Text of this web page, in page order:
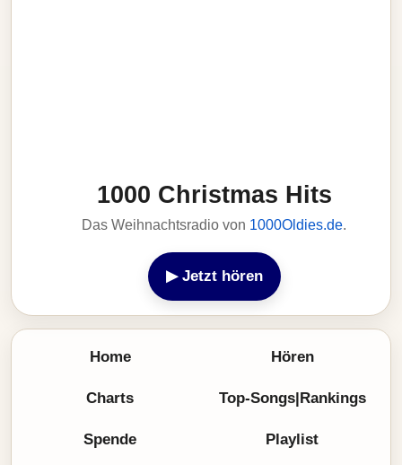
1000 Christmas Hits
Das Weihnachtsradio von 1000Oldies.de.
▶ Jetzt hören
Home Hören
Charts Top-Songs|Rankings
Spende Playlist